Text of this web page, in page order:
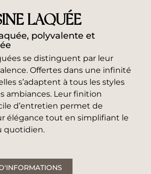
LAQUÉE
polyvalente et
se distinguent par leur
Offertes dans une infinité
s’adaptent à tous les styles
ambiances. Leur finition
d’entretien permet de
élégance tout en simplifiant le
quotidien.